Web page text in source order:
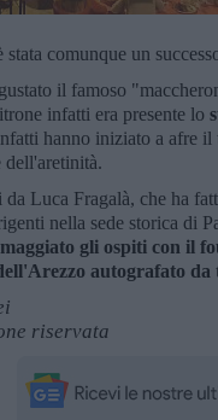
comunque un
il famoso
infatti era presente lo
hanno iniziato a afre
dell'aretinità.
da Luca Fragalà, che ha
nella sede storica di
gli ospiti con il
autografato
riservata